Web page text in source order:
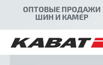
ОПТОВЫЕ ПРОДАЖИ
ШИН И КАМЕР